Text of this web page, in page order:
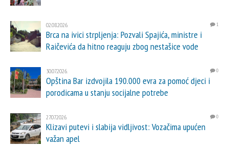
02.08.2026. 1
Brca na ivici strpljenja: Pozvali Spajića, ministre i
Raičevića da hitno reaguju zbog nestašice vode
30.07.2026. 0
Opština Bar izdvojila 190.000 evra za pomoć djeci i
porodicama u stanju socijalne potrebe
27.07.2026. 0
Klizavi putevi i slabija vidljivost: Vozačima upućen
važan apel